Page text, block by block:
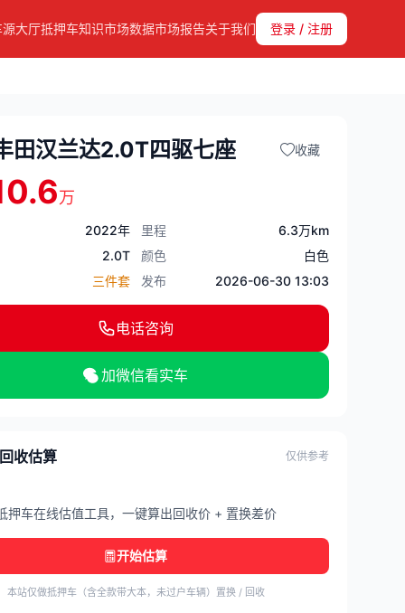
源大厅抵押车知识市场数据市场报告关于我们 登录 / 注册
田汉兰达2.0T四驱七座 收藏
万
2022年 里程
6.3万km
2.0T
颜色
白色
三件套
发布 2026-06-30 13:03
电话咨询
加微信看实车
收估算 仅供参考
押车在线估值工具，一键算出回收价 + 置换差价
开始估算
本站仅做抵押车（含全款带大本，未过户车辆）置换 / 回收